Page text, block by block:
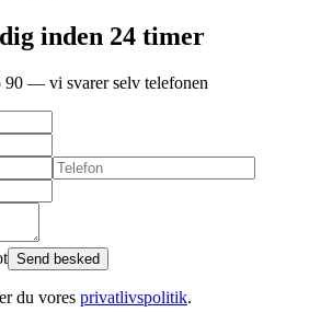
inden 24 timer
90 — vi svarer selv telefonen
Send besked
du vores privatlivspolitik.